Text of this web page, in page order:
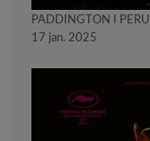
PADDINGTON I PERU
17 jan. 2025